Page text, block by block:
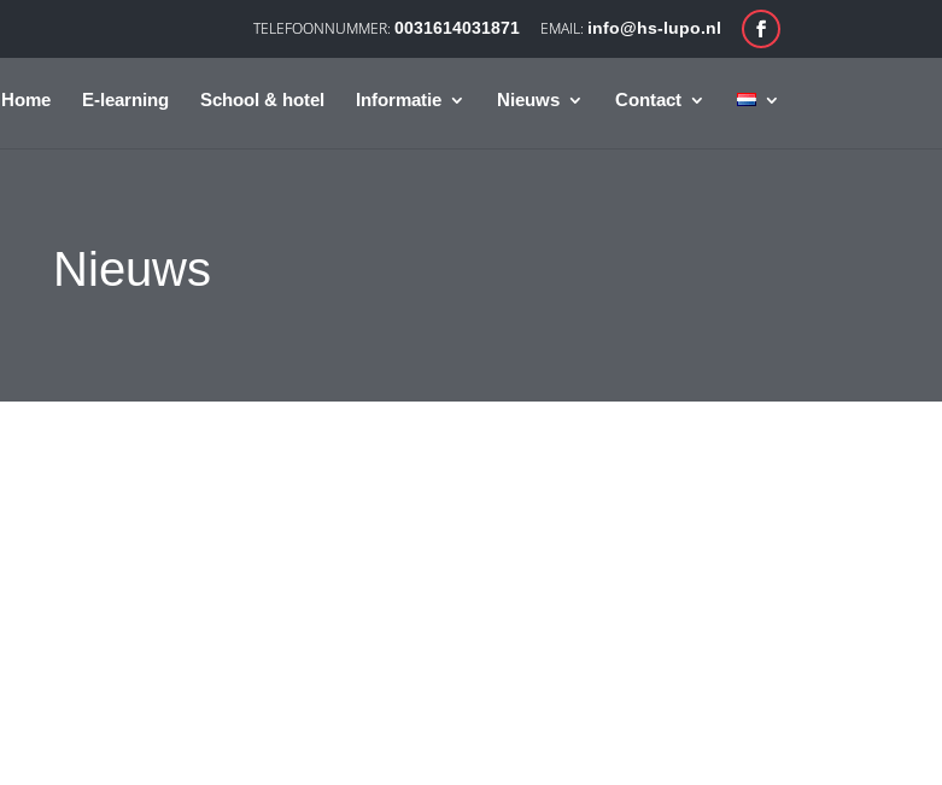
0031614031871 info@hs-lupo.nl
Home E-learning School & hotel Informatie Nieuws Contact
Nieuws